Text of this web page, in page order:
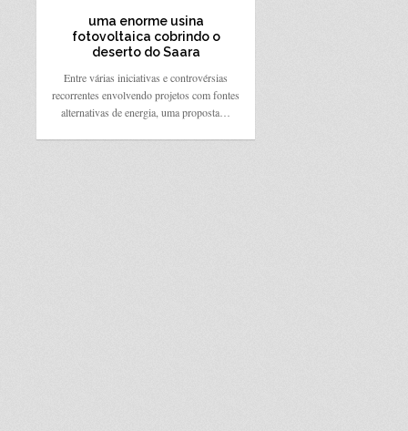
uma enorme usina
fotovoltaica cobrindo o
deserto do Saara
Entre várias iniciativas e controvérsias
recorrentes envolvendo projetos com fontes
alternativas de energia, uma proposta…